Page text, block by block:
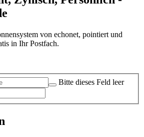
von echonet, pointiert und
in Ihr Postfach.
Bitte dieses Feld leer